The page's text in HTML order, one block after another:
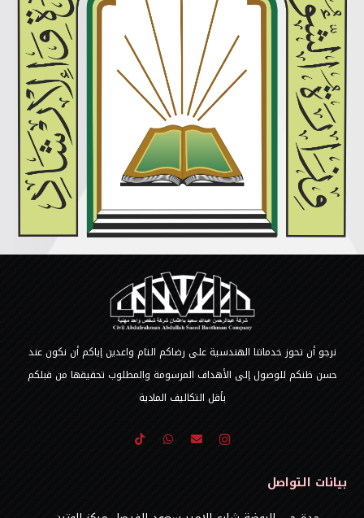
نرجو أن تحوز خدماتنا الهندسية على رضاكم التام واعدين إياكم أن نكون عند
حسن ظنكم للوصول إلى الأهداف المرسومة والمطلوب تحقيقها من قبلكم
بأقل التكاليف المادية
بيانات التواصل